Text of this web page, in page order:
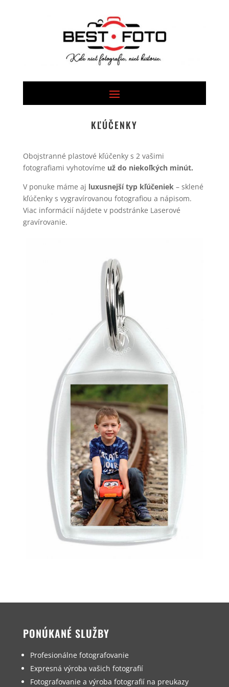
KĽÚČENKY
Obojstranné plastové kľúčenky s 2 vašimi
fotografiami vyhotovíme už do niekoľkých minút.
V ponuke máme aj luxusnejší typ kľúčeniek – sklené
kľúčenky s vygravírovanou fotografiou a nápisom.
Viac informácií nájdete v podstránke Laserové
gravírovanie.
PONÚKANÉ SLUŽBY
Profesionálne fotografovanie
Expresná výroba vašich fotografií
Fotografovanie a výroba fotografií na preukazy